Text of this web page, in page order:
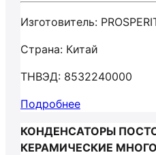
Изготовитель:
Страна: Китай
ТНВЭД: 8532240000
Подробнее
КОНДЕНСАТОРЫ
КЕРАМИЧЕСКИЕ